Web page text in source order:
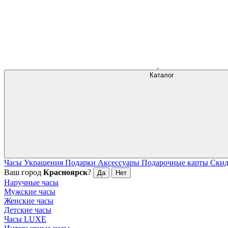
Каталог
Часы Украшения Подарки Аксессуары Подарочные карты
Ваш город Красноярск? Да Нет
Наручные часы
Мужские часы
Женские часы
Детские часы
Часы LUXE